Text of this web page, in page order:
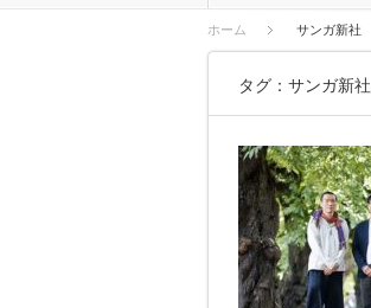
ホーム サンガ新社
タグ：サンガ新社